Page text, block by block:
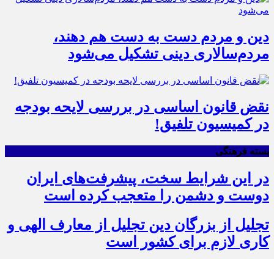
دین و مردم دست به‌ دست هم دهند،
مردم‌سالاری دینی تشکیل می‌شود
نقض قانون اساسی در بررسی لایحه بودجه
در کمیسیون تلفیق!
بسته فرهنگی
در این شرایط سخت، پیشرفت‌های ایران
دوست و دشمن را متعجب کرده است
تجلیل از بزرگان دین تجلیل از معارف الهی و
کاری لازم برای کشور است